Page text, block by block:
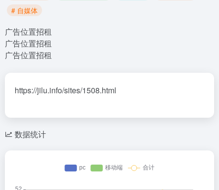
# 自媒体
广告位置招租
广告位置招租
广告位置招租
https://jilu.info/sites/1508.html
数据统计